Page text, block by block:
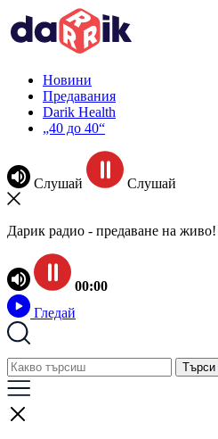
Новини
Предавания
Darik Health
„40 до 40“
Слушай Слушай
Дарик радио - предаване на живо!
00:00
Гледай